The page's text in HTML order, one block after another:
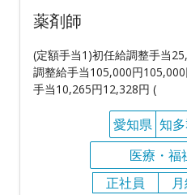
薬剤師
(定額手当1)初任給調整手当
調整給手当105,000円
手当10,265円12,328円 (
愛知県 知
医療・福
正社員